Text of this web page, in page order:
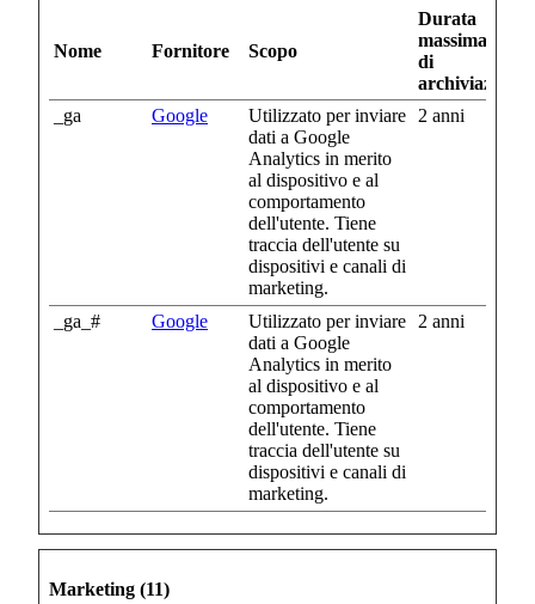
Nome Fornitore Scopo
Durata
massima
di
archiviazione
_ga
Google
Utilizzato per inviare
dati a Google
Analytics in merito
al dispositivo e al
comportamento
dell'utente. Tiene
traccia dell'utente su
dispositivi e canali di
marketing.
2 anni
_ga_# Google
Utilizzato per inviare
dati a Google
Analytics in merito
al dispositivo e al
comportamento
dell'utente. Tiene
traccia dell'utente su
dispositivi e canali di
marketing.
2 anni
Marketing (11)